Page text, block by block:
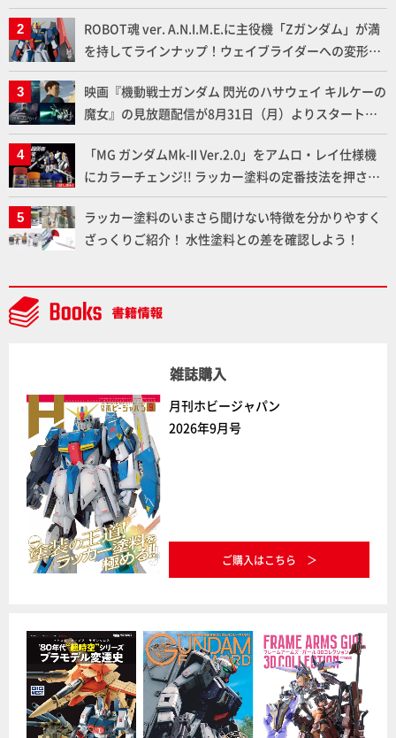
クレオス」が語るラッカー塗料の未来とは？
ROBOT魂 ver. A.N.I.M.E.に主役機「Zガンダム」が満
を持してラインナップ！ウェイブライダーへの変形、
劇中どおりのプロポーションを再現【機動戦士Zガン
ダム】
映画『機動戦士ガンダム 閃光のハサウェイ キルケーの
魔女』の見放題配信が8月31日（月）よりスタート！
Prime Videoで国内独占配信
「MG ガンダムMk-II Ver.2.0」をアムロ・レイ仕様機
にカラーチェンジ!! ラッカー塗料の定番技法を押さえ
るだけでハイクオリティの作例に!!【試し読み】
ラッカー塗料のいまさら聞けない特徴を分かりやすく
ざっくりご紹介！ 水性塗料との差を確認しよう！
雑誌購入
月刊ホビージャパン
2026年9月号
ご購入はこちら